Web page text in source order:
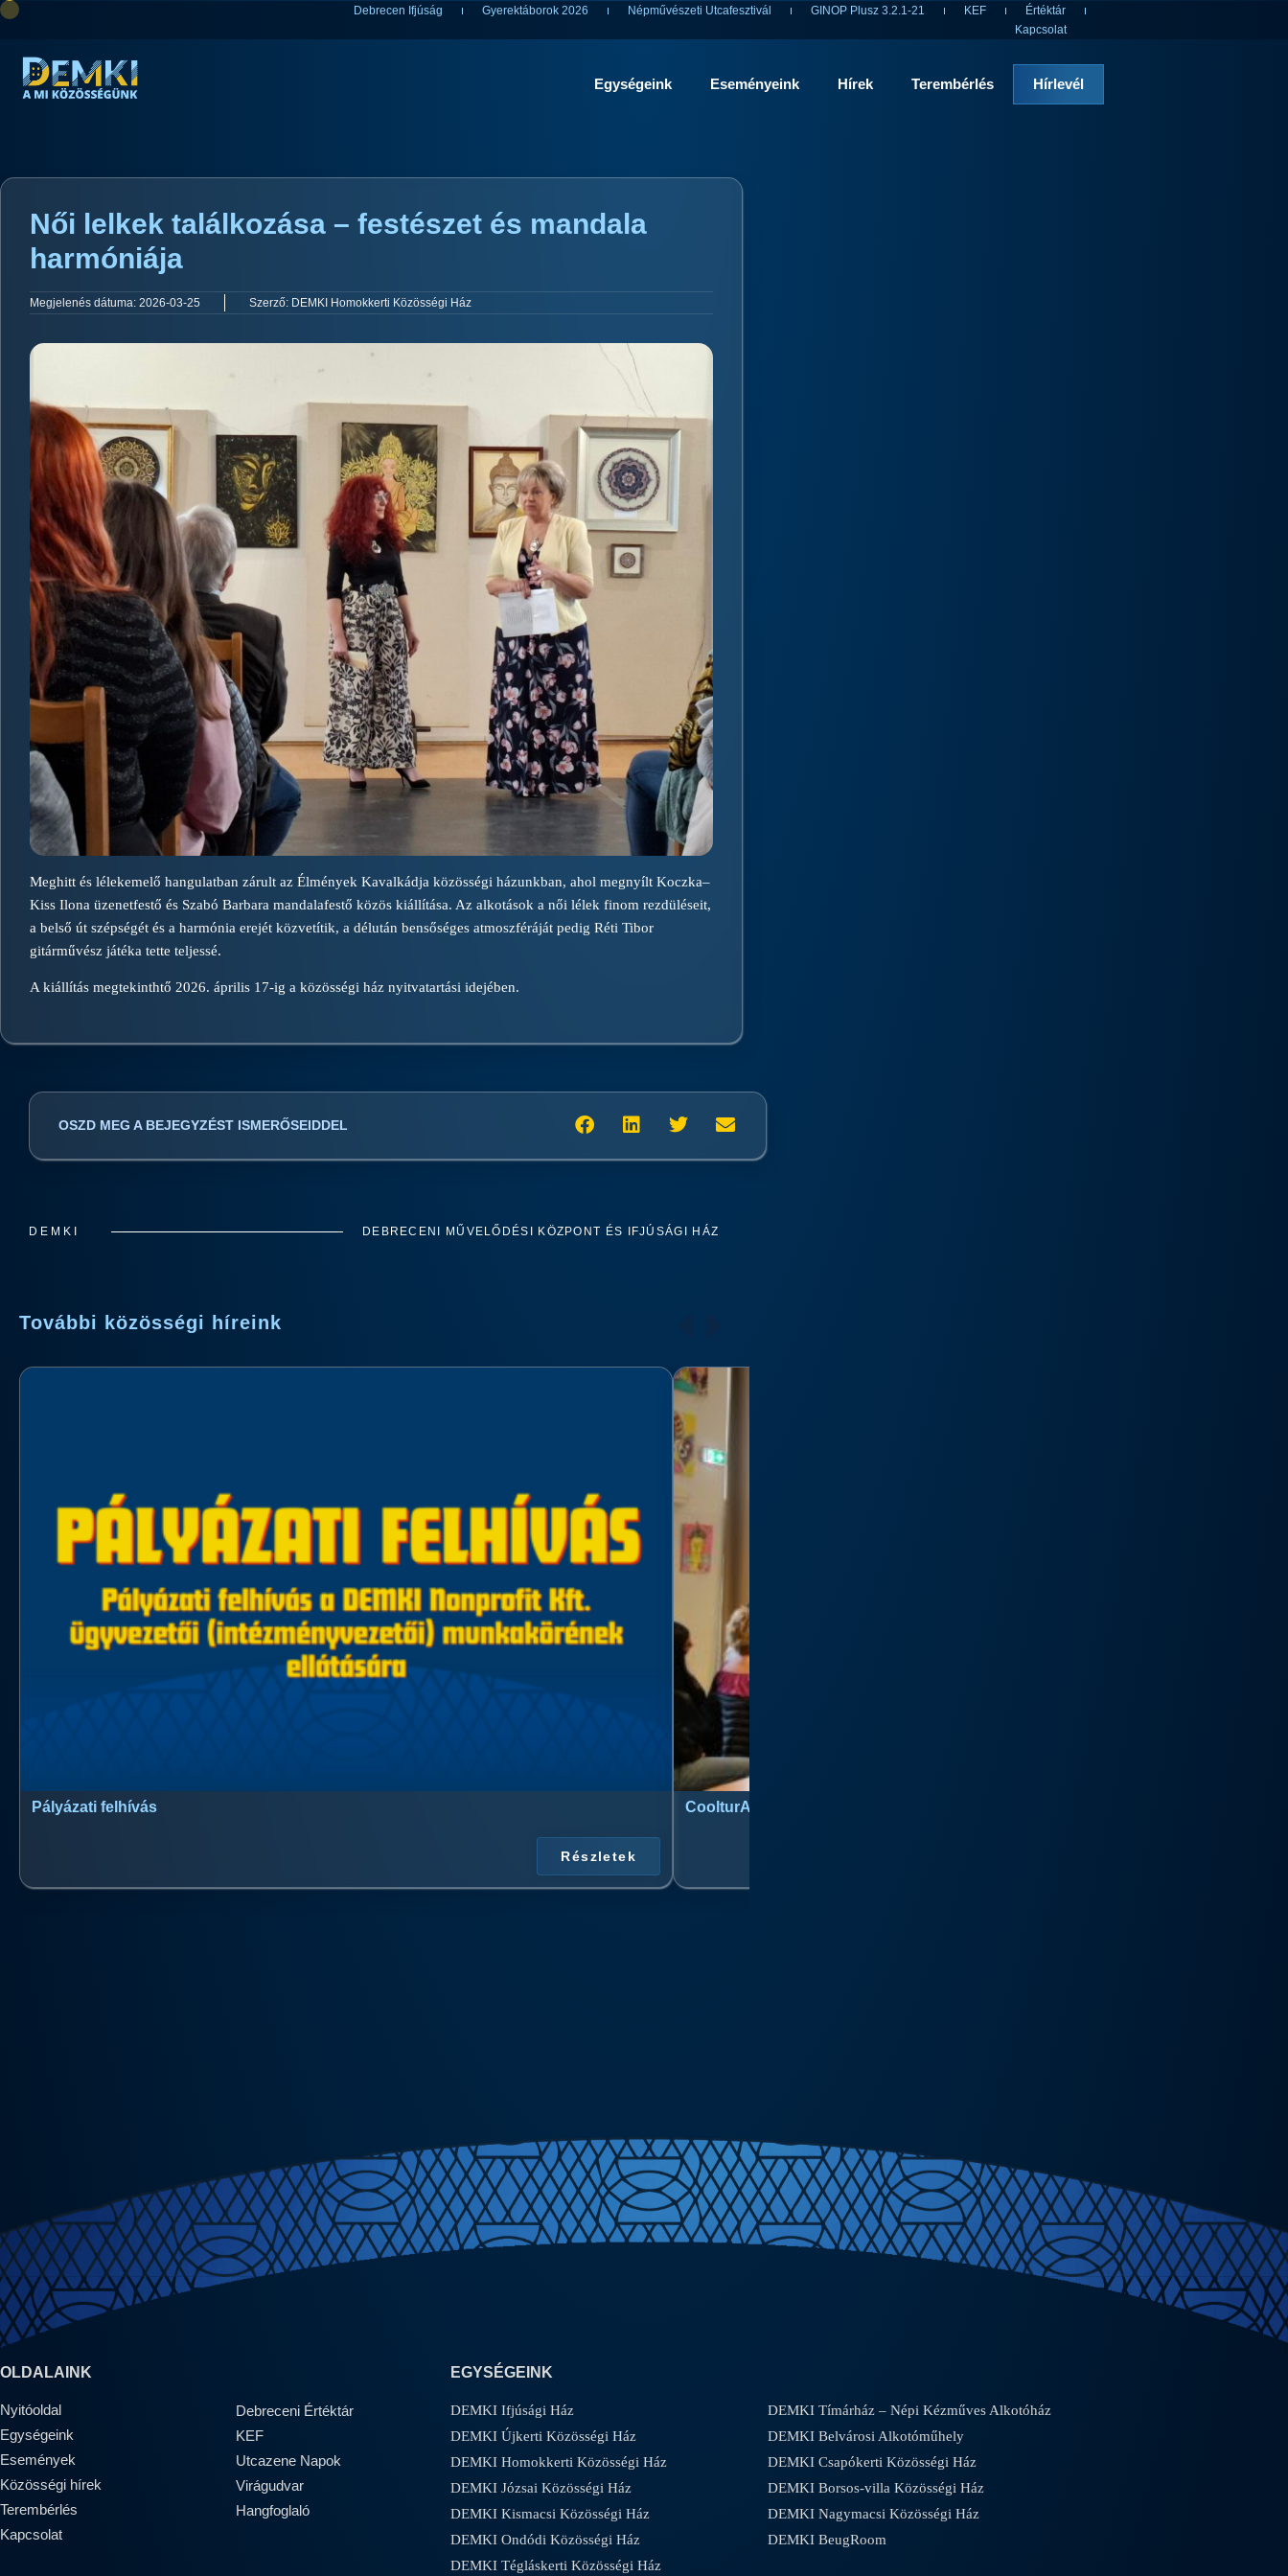
Debrecen Ifjúság Gyerektáborok 2026 Népművészeti Utcafesztivál GINOP Plusz 3.2.1-21 KEF
Értéktár
Kapcsolat
Egységeink Eseményeink Hírek Terembérlés Hírlevél
Női lelkek találkozása – festészet és mandala
harmóniája
Megjelenés dátuma: 2026-03-25 Szerző: DEMKI Homokkerti Közösségi Ház
Meghitt és lélekemelő hangulatban zárult az Élmények Kavalkádja közösségi házunkban, ahol megnyílt Koczka–
Kiss Ilona üzenetfestő és Szabó Barbara mandalafestő közös kiállítása. Az alkotások a női lélek finom rezdüléseit,
a belső út szépségét és a harmónia erejét közvetítik, a délután bensőséges atmoszféráját pedig Réti Tibor
gitárművész játéka tette teljessé.
A kiállítás megtekinthtő 2026. április 17-ig a közösségi ház nyitvatartási idejében.
OSZD MEG A BEJEGYZÉST ISMERŐSEIDDEL
DEMKI DEBRECENI MŰVELŐDÉSI KÖZPONT ÉS IFJÚSÁGI HÁZ
További közösségi híreink
Pályázati felhívás
Részletek
CoolturArt™ Licit-Day™ művészeti kiállítás és művészeti nap
OLDALAINK
Nyitóoldal
Egységeink
Események
Közösségi hírek
Terembérlés
Kapcsolat
Debreceni Értéktár
KEF
Utcazene Napok
Virágudvar
Hangfoglaló
EGYSÉGEINK
DEMKI Ifjúsági Ház
DEMKI Tímárház – Népi Kézműves Alkotóház
DEMKI Újkerti Közösségi Ház
DEMKI Belvárosi Alkotóműhely
DEMKI Homokkerti Közösségi Ház
DEMKI Csapókerti Közösségi Ház
DEMKI Józsai Közösségi Ház
DEMKI Borsos-villa Közösségi Ház
DEMKI Kismacsi Közösségi Ház
DEMKI Nagymacsi Közösségi Ház
DEMKI Ondódi Közösségi Ház
DEMKI BeugRoom
DEMKI Tégláskerti Közösségi Ház